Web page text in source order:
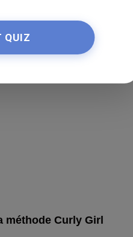
méthode Curly Girl
QUIZ